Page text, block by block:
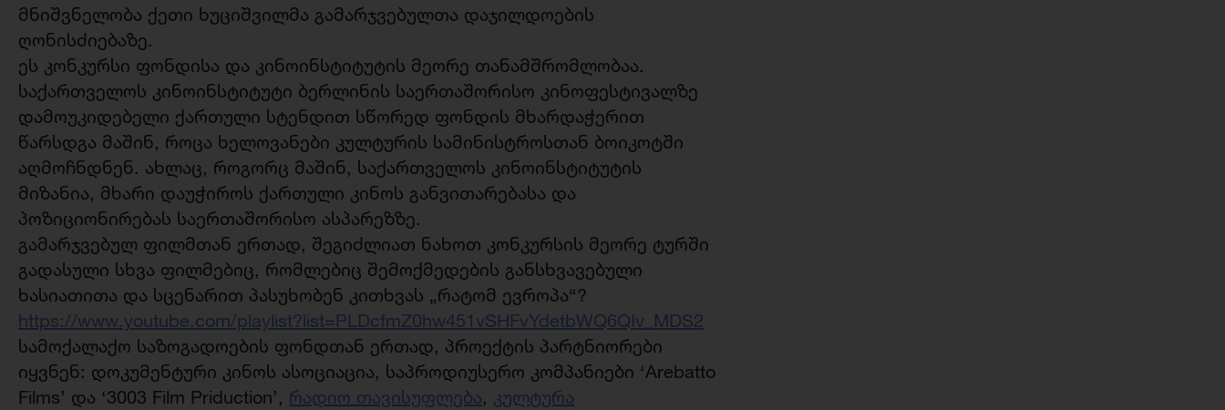
მნიშვნელობა ქეთი ხუციშვილმა გამარჯვებულთა დაჯილდოების
ღონისძიებაზე.
ეს კონკურსი ფონდისა და კინოინსტიტუტის მეორე თანამშრომლობაა.
საქართველოს კინოინსტიტუტი ბერლინის საერთაშორისო კინოფესტივალზე
დამოუკიდებელი ქართული სტენდით სწორედ ფონდის მხარდაჭერით
წარსდგა მაშინ, როცა ხელოვანები კულტურის სამინისტროსთან ბოიკოტში
აღმოჩნდნენ. ახლაც, როგორც მაშინ, საქართველოს კინოინსტიტუტის
მიზანია, მხარი დაუჭიროს ქართული კინოს განვითარებასა და
პოზიციონირებას საერთაშორისო ასპარეზზე.
გამარჯვებულ ფილმთან ერთად, შეგიძლიათ ნახოთ კონკურსის მეორე ტურში
გადასული სხვა ფილმებიც, რომლებიც შემოქმედების განსხვავებული
ხასიათითა და სცენარით პასუხობენ კითხვას „რატომ ევროპა“?
https://www.youtube.com/playlist?list=PLDcfmZ0hw451vSHFvYdetbWQ6QIv_MDS2
სამოქალაქო საზოგადოების ფონდთან ერთად, პროექტის პარტნიორები
იყვნენ: დოკუმენტური კინოს ასოციაცია, საპროდიუსერო კომპანიები ‘Arebatto
Films’ და ‘3003 Film Priduction’, რადიო თავისუფლება, კულტურა